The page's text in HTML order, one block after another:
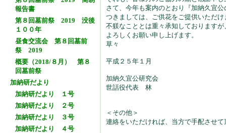
報告書
第８回墓前祭 2019 没後
１００年
昼食交流会 第８回墓前
祭 2019
概要（2018/８月） 第８
回墓前祭
加納研だより
加納研だより １号
加納研だより ２号
加納研だより ３号
加納研だより ４号
さて、今年も案内のとおり『加納久宜
つきましては、ご供花をご提供いただ
不躾なこととは重々承知しております
よろしくお願い申し上げます。
草々
平成２５年１月
加納久宜公研究会
世話役代表 林
＜その他＞
連絡をいただければ、当方で手配させて